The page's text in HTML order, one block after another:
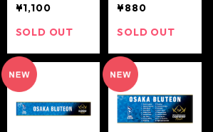
HIP Finals チー
ム名入りキーホ
リーサンバーズ
大阪)
¥1,100
SOLD OUT
HIP Finals ボー
ルペン(サント
大阪)
¥880
SOLD OUT